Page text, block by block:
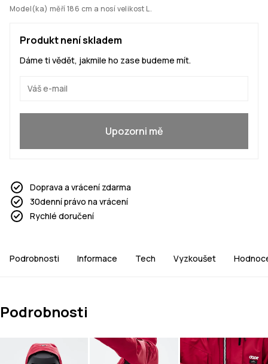
Model(ka) měří 186 cm a nosí velikost L.
Produkt není skladem
Dáme ti vědět, jakmile ho zase budeme mít.
Upozorni mě
Doprava a vrácení zdarma
30denní právo na vrácení
Rychlé doručení
Podrobnosti Informace Tech Vyzkoušet
Podrobnosti